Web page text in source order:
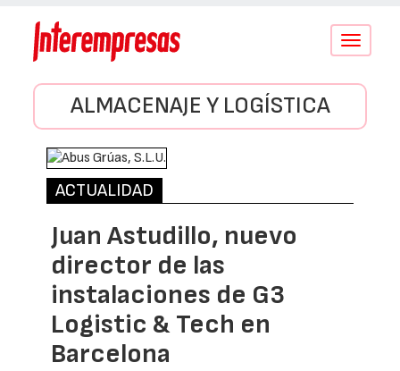
Conmutar
ALMACENAJE Y LOGÍSTICA
ACTUALIDAD
Juan Astudillo, nuevo
director de las
instalaciones de G3
Logistic & Tech en
Barcelona